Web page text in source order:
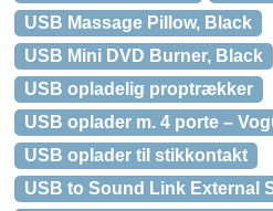
USB Massage Pillow, Black
USB Mini DVD Burner, Black
USB opladelig proptrækker
USB oplader m. 4 porte –
USB oplader til stikkontakt
USB to Sound Link External